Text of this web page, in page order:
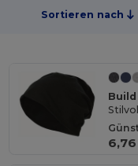
Sortieren nach
Build